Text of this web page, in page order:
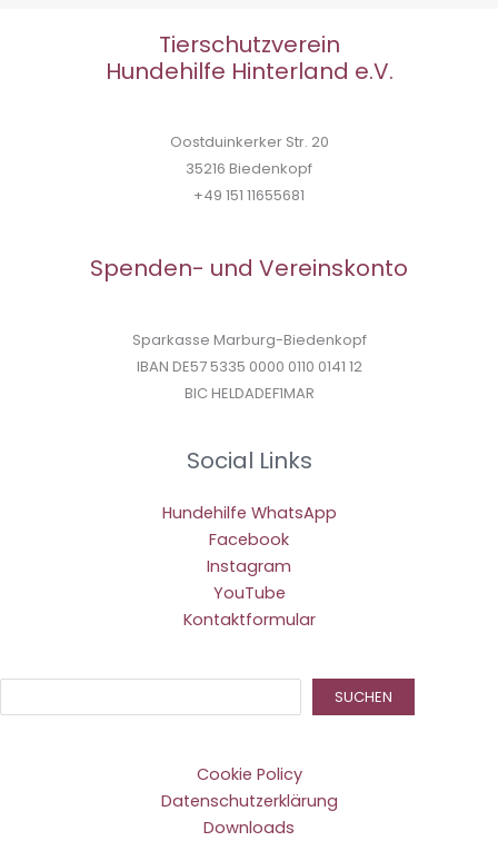
Tierschutzverein
Hundehilfe Hinterland e.V.
Oostduinkerker Str. 20
35216 Biedenkopf
+49 151 11655681
Spenden- und Vereinskonto
Sparkasse Marburg-Biedenkopf
IBAN DE57 5335 0000 0110 0141 12
BIC HELDADEF1MAR
Social Links
Hundehilfe WhatsApp
Facebook
Instagram
YouTube
Kontaktformular
SUCHEN
Cookie Policy
Datenschutzerklärung
Downloads